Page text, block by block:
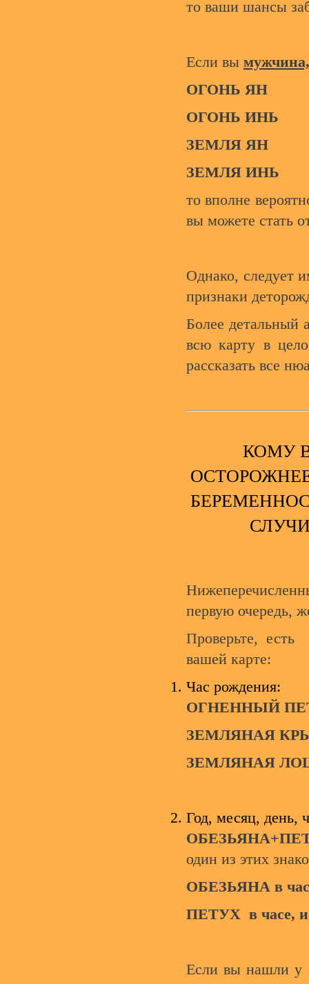
то ваши шансы
Если вы
ОГОНЬ ЯН
ОГОНЬ ИНЬ
ЗЕМЛЯ ЯН
ЗЕМЛЯ ИНЬ
то вполне
вы можете стать
Однако, следует
признаки
Более детальный
всю карту в
рассказать все
КОМУ
первую очередь,
Проверьте,
вашей карте:
Час рождения:
ОГНЕННЫЙ
ЗЕМЛЯНАЯ
ЗЕМЛЯНАЯ
Год, месяц, день,
один из этих
ОБЕЗЬЯНА в
ПЕТУХ в часе,
Если вы нашли у